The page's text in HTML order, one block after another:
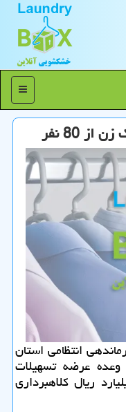
منو
انتظامی استان
وعده عرضه تسهیلات
از شهروندان بیش از 80 میلیارد ریال كلاهبرداری